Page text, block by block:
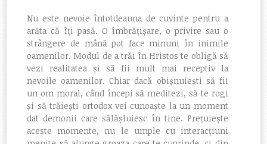
Nu este nevoie întotdeauna de cuvinte pentru a
arăta că îți pasă. O îmbrățișare, o privire sau o
strângere de mână pot face minuni în inimile
oamenilor. Modul de a trăi în Hristos te obligă să
vezi realitatea și să fii mult mai receptiv la
nevoile oamenilor. Chiar dacă obișnuiești să fii
un om moral, când începi să meditezi, să te rogi
și să trăiești ortodox vei cunoaște la un moment
dat demonii care sălășluiesc în tine. Prețuiește
aceste momente, nu le umple cu interacțiuni